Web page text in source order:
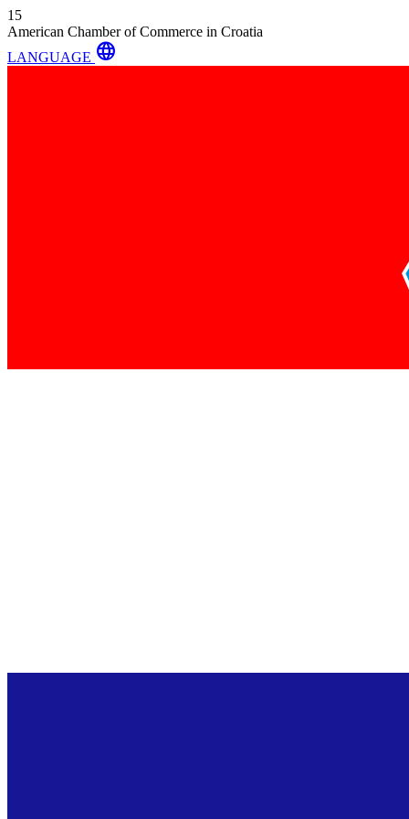
15
American Chamber of Commerce in Croatia
LANGUAGE language